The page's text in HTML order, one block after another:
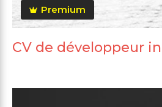
Premium
CV de développeur